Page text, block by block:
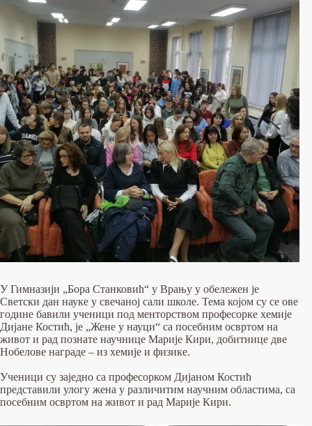
У Гимназији „Бора Станковић“ у Врању у обележен је
Светски дан науке у свечаној сали школе. Тема којом су се ове
године бавили ученици под менторством професорке хемије
Дијане Костић, је „Жене у науци“ са посебним освртом на
живот и рад познате научнице Марије Кири, добитнице две
Нобелове награде – из хемије и физике.
Ученици су заједно са професорком Дијаном Костић
представили улогу жена у различитим научним областима, са
посебним освртом на живот и рад Марије Кири.